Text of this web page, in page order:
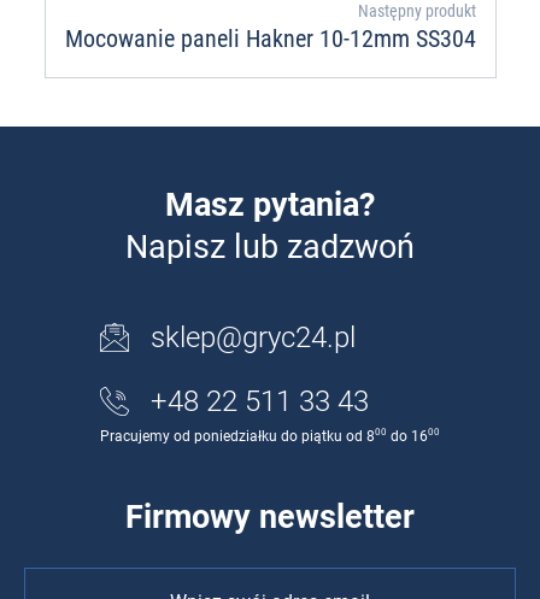
Następny produkt
Mocowanie paneli Hakner 10-12mm SS304
Masz pytania?
Napisz lub zadzwoń
sklep@gryc24.pl
+48 22 511 33 43
Pracujemy od poniedziałku do piątku od 800 do 1600
Firmowy newsletter